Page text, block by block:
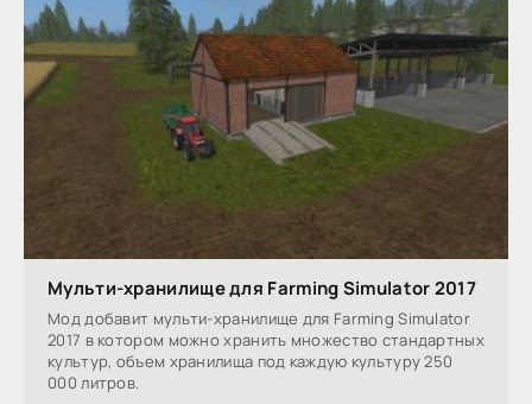
Мульти-хранилище для Farming Simulator 2017
Мод добавит мульти-хранилище для Farming Simulator
2017 в котором можно хранить множество стандартных
культур, объем хранилища под каждую культуру 250
000 литров.